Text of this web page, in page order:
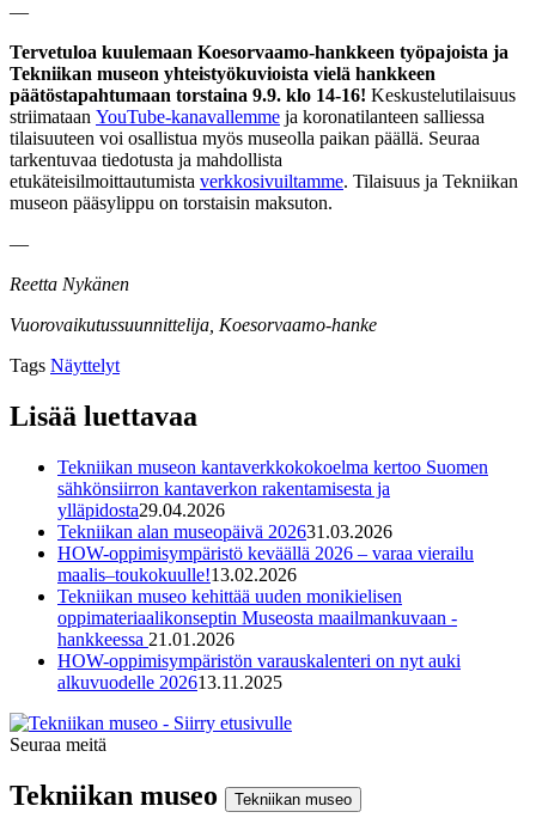
—
Tervetuloa kuulemaan Koesorvaamo-hankkeen työpajoista ja
Tekniikan museon yhteistyökuvioista vielä hankkeen
päätöstapahtumaan torstaina 9.9. klo 14-16! Keskustelutilaisuus
striimataan YouTube-kanavallemme ja koronatilanteen salliessa
tilaisuuteen voi osallistua myös museolla paikan päällä. Seuraa
tarkentuvaa tiedotusta ja mahdollista
etukäteisilmoittautumista verkkosivuiltamme. Tilaisuus ja Tekniikan
museon pääsylippu on torstaisin maksuton.
—
Reetta Nykänen
Vuorovaikutussuunnittelija, Koesorvaamo-hanke
Tags Näyttelyt
Lisää luettavaa
Tekniikan museon kantaverkkokokoelma kertoo Suomen
sähkönsiirron kantaverkon rakentamisesta ja
ylläpidosta29.04.2026
Tekniikan alan museopäivä 202631.03.2026
HOW-oppimisympäristö keväällä 2026 – varaa vierailu
maalis–toukokuulle!13.02.2026
Tekniikan museo kehittää uuden monikielisen
oppimateriaalikonseptin Museosta maailmankuvaan -
hankkeessa 21.01.2026
HOW-oppimisympäristön varauskalenteri on nyt auki
alkuvuodelle 202613.11.2025
Seuraa meitä
Tekniikan museo Tekniikan museo